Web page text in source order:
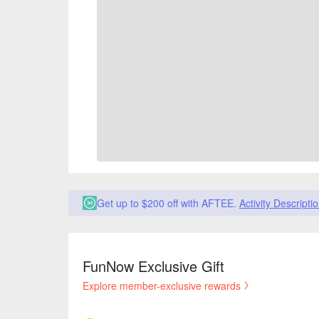
Get up to $200 off with AFTEE. Activity
FunNow Exclusive Gift
Explore member-exclusive rewards